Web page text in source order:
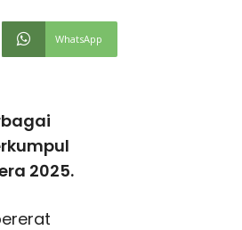
WhatsApp
2025.